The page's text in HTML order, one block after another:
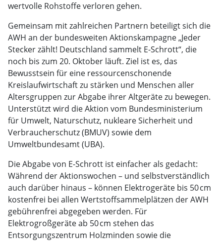
wertvolle Rohstoffe verloren gehen.
Gemeinsam mit zahlreichen Partnern beteiligt sich die
AWH an der bundesweiten Aktionskampagne „Jeder
Stecker zählt! Deutschland sammelt E-Schrott“, die
noch bis zum 20. Oktober läuft. Ziel ist es, das
Bewusstsein für eine ressourcenschonende
Kreislaufwirtschaft zu stärken und Menschen aller
Altersgruppen zur Abgabe ihrer Altgeräte zu bewegen.
Unterstützt wird die Aktion vom Bundesministerium
für Umwelt, Naturschutz, nukleare Sicherheit und
Verbraucherschutz (BMUV) sowie dem
Umweltbundesamt (UBA).
Die Abgabe von E-Schrott ist einfacher als gedacht:
Während der Aktionswochen – und selbstverständlich
auch darüber hinaus – können Elektrogeräte bis 50 cm
kostenfrei bei allen Wertstoffsammelplätzen der AWH
gebührenfrei abgegeben werden. Für
Elektrogroßgeräte ab 50 cm stehen das
Entsorgungszentrum Holzminden sowie die